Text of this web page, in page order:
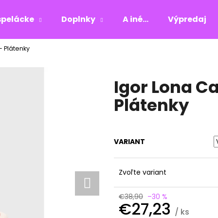
Doplnky A iné... Výpredaj
Plátenky
Igor Lona
Plátenky
VARIANT
Zvoľte variant
€38,90 –30 %
€27,23 / ks
Čo potrebujete nájsť?
HĽADAŤ